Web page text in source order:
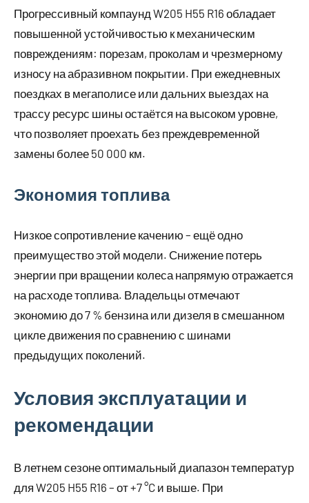
Прогрессивный компаунд W205 H55 R16 обладает
повышенной устойчивостью к механическим
повреждениям: порезам, проколам и чрезмерному
износу на абразивном покрытии. При ежедневных
поездках в мегаполисе или дальних выездах на
трассу ресурс шины остаётся на высоком уровне,
что позволяет проехать без преждевременной
замены более 50 000 км.
Экономия топлива
Низкое сопротивление качению – ещё одно
преимущество этой модели. Снижение потерь
энергии при вращении колеса напрямую отражается
на расходе топлива. Владельцы отмечают
экономию до 7 % бензина или дизеля в смешанном
цикле движения по сравнению с шинами
предыдущих поколений.
Условия эксплуатации и
рекомендации
В летнем сезоне оптимальный диапазон температур
для W205 H55 R16 – от +7 °C и выше. При